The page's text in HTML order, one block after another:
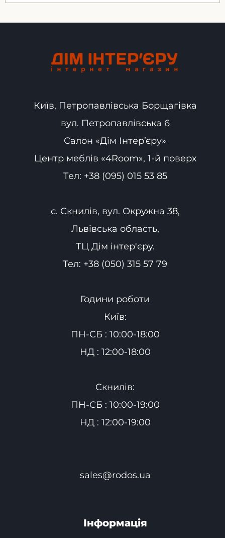
Київ, Петропавлівська Борщагівка
вул. Петропавлівська 6
Салон «Дім Інтер’єру»
Центр меблів «4Room», 1-й поверх
Тел: +38 (095) 015 53 85
с. Скнилів, вул. Окружна 38,
Львівська область,
ТЦ Дім інтер'єру.
Тел: +38 (050) 315 57 79
Години роботи
Київ:
ПН-СБ : 10:00-18:00
НД : 12:00-18:00
Скнилів:
ПН-СБ : 10:00-19:00
НД : 12:00-19:00
sales@rodos.ua
Інформація